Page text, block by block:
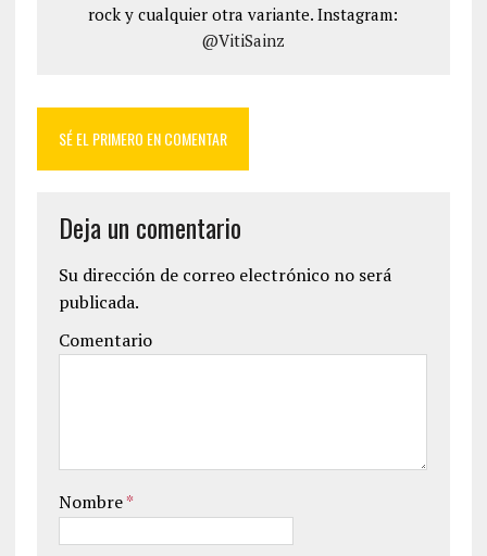
rock y cualquier otra variante. Instagram:
@VitiSainz
SÉ EL PRIMERO EN COMENTAR
Deja un comentario
Su dirección de correo electrónico no será
publicada.
Comentario
Nombre*